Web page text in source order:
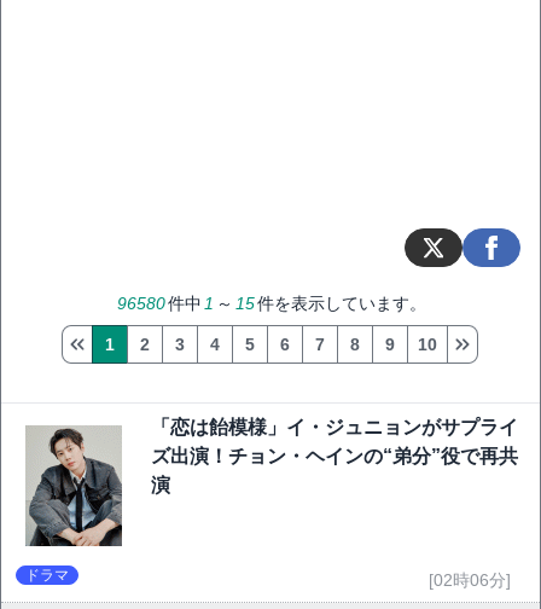
96580件中 1 ～ 15件を表示しています。
1 2 3 4 5 6 7 8 9 10
「恋は飴模様」イ・ジュニョンがサプライ
ズ出演！チョン・ヘインの“弟分”役で再共
演
ドラマ [02時06分]